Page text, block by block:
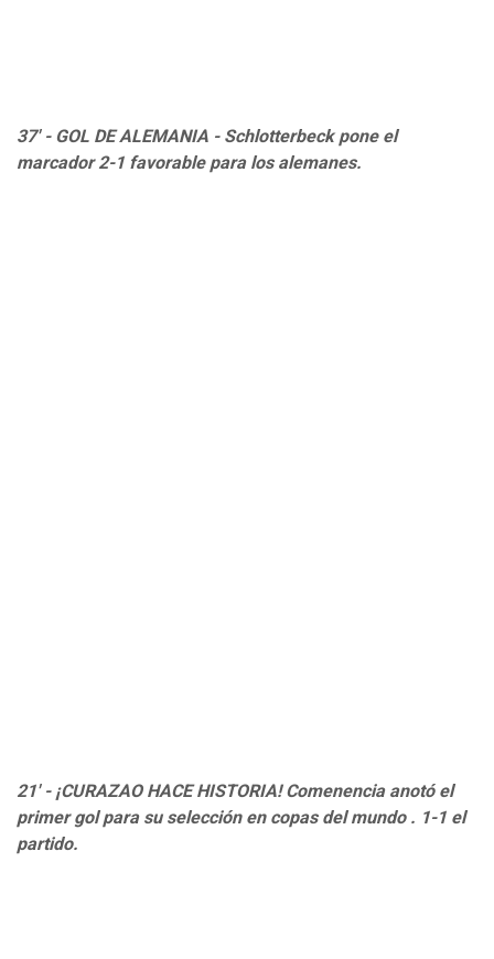
37' - GOL DE ALEMANIA - Schlotterbeck pone el
marcador 2-1 favorable para los alemanes.
21' - ¡CURAZAO HACE HISTORIA! Comenencia anotó el
primer gol para su selección en copas del mundo . 1-1 el
partido.